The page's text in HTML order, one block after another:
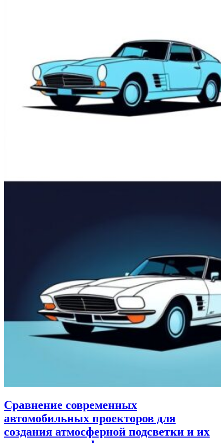
Сравнение современных
автомобильных проекторов для
создания атмосферной подсветки и их